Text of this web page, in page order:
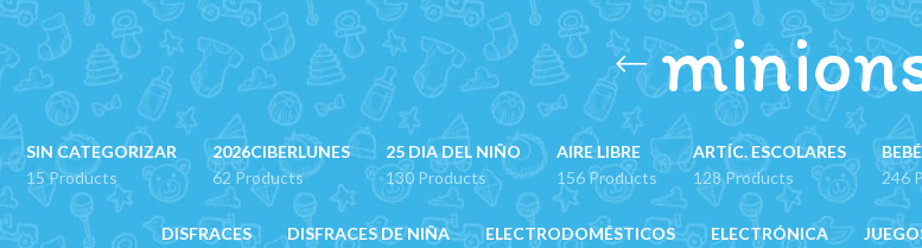
SIN CATEGORIZAR
15 Products
2026CIBERLUNES
62 Products
25 DIA DEL NIÑO
130 Products
AIRE LIBRE
156 Products
ARTÍC. ESCOLARES
128 Products
246
DISFRACES
DISFRACES DE NIÑA
ELECTRODOMÉSTICOS
ELECTRÓNICA